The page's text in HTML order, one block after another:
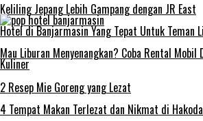
Keliling Jepang Lebih Gampang dengan JR East
Hotel di Banjarmasin Yang Tepat Untuk Teman
Mau Liburan Menyenangkan? Coba Rental Mobil
Kuliner
2 Resep Mie Goreng yang Lezat
4 Tempat Makan Terlezat dan Nikmat di